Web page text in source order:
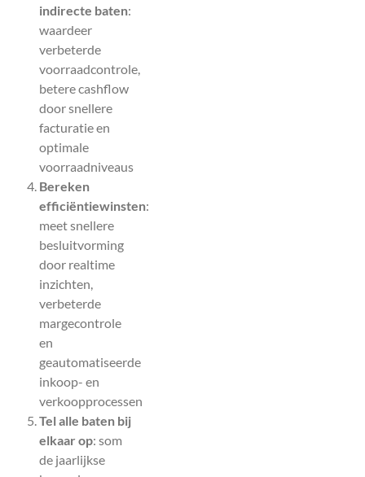
indirecte baten:
waardeer
verbeterde
voorraadcontrole,
betere cashflow
door snellere
facturatie en
optimale
voorraadniveaus
Bereken
efficiëntiewinsten:
meet snellere
besluitvorming
door realtime
inzichten,
verbeterde
margecontrole
en
geautomatiseerde
inkoop- en
verkoopprocessen
Tel alle baten bij
elkaar op: som
de jaarlijkse